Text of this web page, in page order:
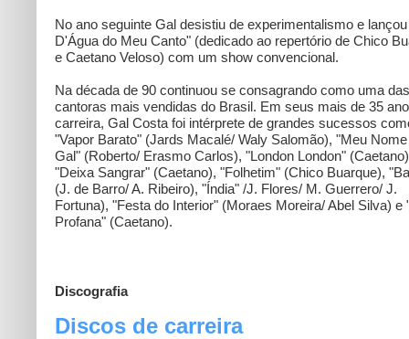
No ano seguinte Gal desistiu de experimentalismo e
D'Água do Meu Canto" (dedicado ao repertório de Chico
e Caetano Veloso) com um show convencional.
Na década de 90 continuou se consagrando como uma das
cantoras mais vendidas do Brasil. Em seus mais de 35
carreira, Gal Costa foi intérprete de grandes sucessos
"Vapor Barato" (Jards Macalé/ Waly Salomão), "Meu
Gal" (Roberto/ Erasmo Carlos), "London London"
"Deixa Sangrar" (Caetano), "Folhetim" (Chico Buarque),
(J. de Barro/ A. Ribeiro), "Índia" /J. Flores/ M. Guerrero/ J.
Fortuna), "Festa do Interior" (Moraes Moreira/ Abel Silva) e
Profana" (Caetano).
Discografia
Discos de carreira